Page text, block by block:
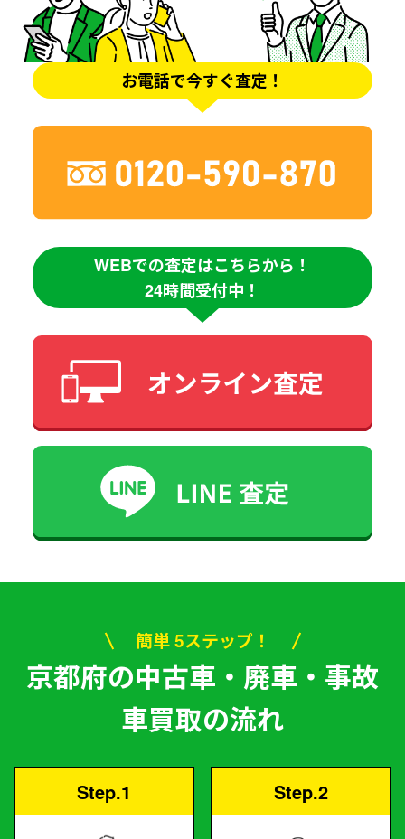
お電話で今すぐ査定！
WEBでの査定はこちらから！
24時間受付中！
簡単 5ステップ！
京都府の中古車・廃車・事故
車買取の流れ
Step.1 Step.2